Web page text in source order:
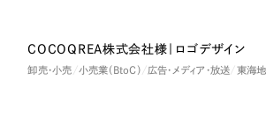
COCOQREA株式会社様｜ロゴデザイン
卸売・小売 小売業（BtoC） 広告・メディア・放送 東海